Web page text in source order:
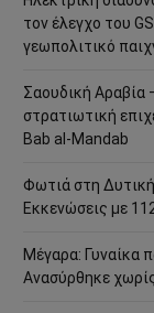
τον έλεγχο του
γεωπολιτικό
Σαουδική Αραβία
στρατιωτική
Bab al-Mandab
Φωτιά στη
Εκκενώσεις με
Μέγαρα: Γυναίκα
Ανασύρθηκε